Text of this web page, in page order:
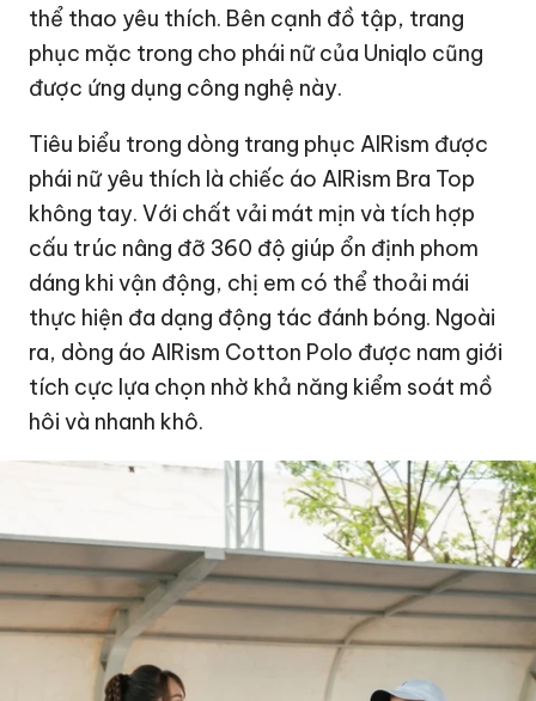
thể thao yêu thích. Bên cạnh đồ tập, trang
phục mặc trong cho phái nữ của Uniqlo cũng
được ứng dụng công nghệ này.
Tiêu biểu trong dòng trang phục AIRism được
phái nữ yêu thích là chiếc áo AIRism Bra Top
không tay. Với chất vải mát mịn và tích hợp
cấu trúc nâng đỡ 360 độ giúp ổn định phom
dáng khi vận động, chị em có thể thoải mái
thực hiện đa dạng động tác đánh bóng. Ngoài
ra, dòng áo AIRism Cotton Polo được nam giới
tích cực lựa chọn nhờ khả năng kiểm soát mồ
hôi và nhanh khô.